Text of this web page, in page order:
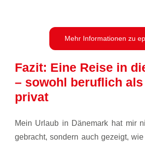
Mehr Informationen zu
Fazit: Eine Reise in
– sowohl beruflich
privat
Mein Urlaub in Dänemark hat mir
gebracht, sondern auch gezeigt,